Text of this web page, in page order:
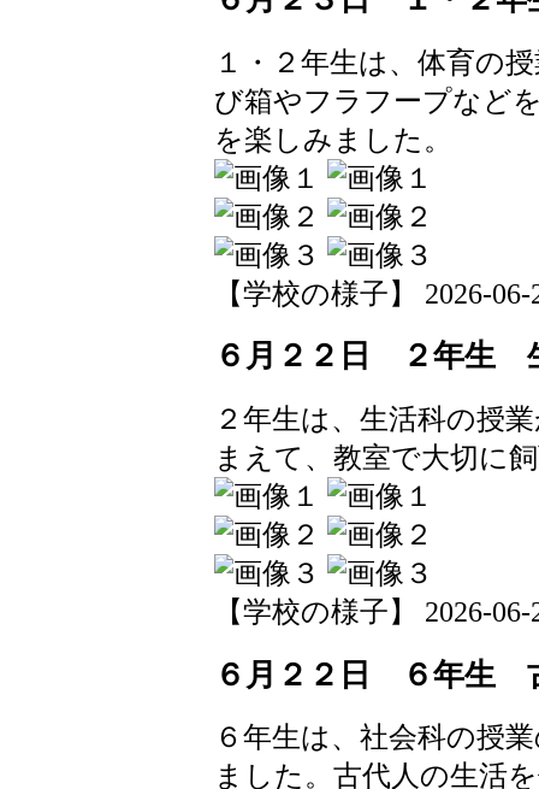
１・２年生は、体育の
び箱やフラフープなど
を楽しみました。
【学校の様子】 2026-
６月２２日 ２年生
２年生は、生活科の授
まえて、教室で大切に
【学校の様子】 2026-
６月２２日 ６年生
６年生は、社会科の授
ました。古代人の生活